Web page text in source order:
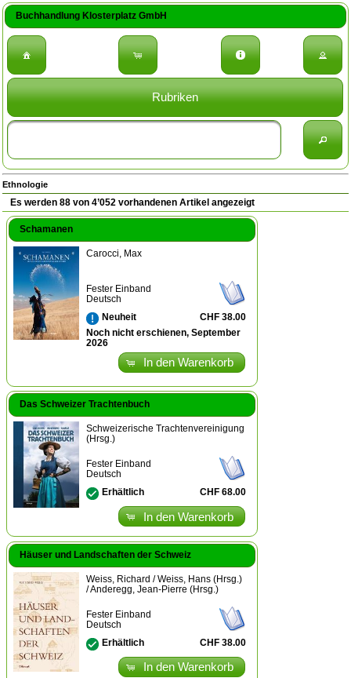
Buchhandlung Klosterplatz GmbH
Rubriken
Ethnologie
Es werden 88 von 4’052 vorhandenen Artikel angezeigt
Schamanen
Carocci, Max
Fester Einband
Deutsch
Neuheit
CHF 38.00
Noch nicht erschienen, September
2026
In den Warenkorb
Das Schweizer Trachtenbuch
Schweizerische Trachtenvereinigung
(Hrsg.)
Fester Einband
Deutsch
Erhältlich
CHF 68.00
In den Warenkorb
Häuser und Landschaften der Schweiz
Weiss, Richard / Weiss, Hans (Hrsg.)
/ Anderegg, Jean-Pierre (Hrsg.)
Fester Einband
Deutsch
Erhältlich
CHF 38.00
In den Warenkorb